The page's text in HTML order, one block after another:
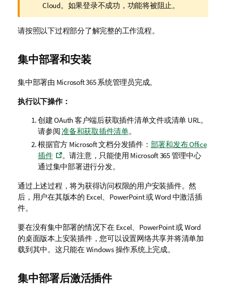
Cloud。如果登录不成功，功能将被阻止。
请按照以下过程部分了解完整的工作流程。
集中部署和安装
集中部署由 Microsoft 365系统管理员完成。
执行以下操作：
创建 OAuth 客户端后获取插件清单文件或清单 URL。
请参阅准备和获取插件清单。
根据官方 Microsoft 文档分发插件： 部署和发布 Office
插件
。请注意，只能使用 Microsoft 365管理中心
通过集中部署进行分发。
通过上述过程，将为获得访问权限的用户安装插件。然
后，用户在其版本的 Excel、 PowerPoint或Word 中激活插
件。
要在没有集中部署的情况下在 Excel、 PowerPoint或Word
的桌面版本上安装插件，您可以设置网络共享并将清单加
载到其中。这只能在 Windows操作系统上完成。
集中部署后激活插件